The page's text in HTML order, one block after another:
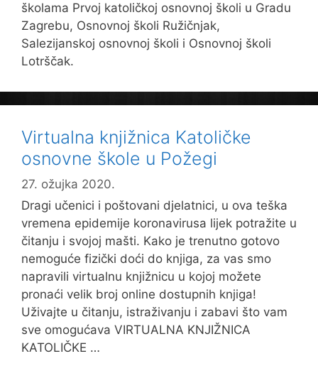
školama Prvoj katoličkoj osnovnoj školi u Gradu
Zagrebu, Osnovnoj školi Ružičnjak,
Salezijanskoj osnovnoj školi i Osnovnoj školi
Lotrščak.
Virtualna knjižnica Katoličke
osnovne škole u Požegi
27. ožujka 2020.
Dragi učenici i poštovani djelatnici, u ova teška
vremena epidemije koronavirusa lijek potražite u
čitanju i svojoj mašti. Kako je trenutno gotovo
nemoguće fizički doći do knjiga, za vas smo
napravili virtualnu knjižnicu u kojoj možete
pronaći velik broj online dostupnih knjiga!
Uživajte u čitanju, istraživanju i zabavi što vam
sve omogućava VIRTUALNA KNJIŽNICA
KATOLIČKE …